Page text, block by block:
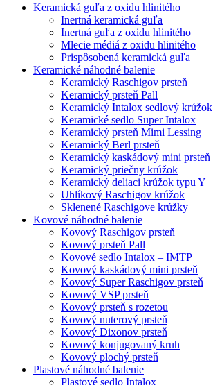
Keramická guľa z oxidu hlinitého
Inertná keramická guľa
Inertná guľa z oxidu hlinitého
Mlecie médiá z oxidu hlinitého
Prispôsobená keramická guľa
Keramické náhodné balenie
Keramický Raschigov prsteň
Keramický prsteň Pall
Keramický Intalox sedlový krúžok
Keramické sedlo Super Intalox
Keramický prsteň Mimi Lessing
Keramický Berl prsteň
Keramický kaskádový mini prsteň
Keramický priečny krúžok
Keramický deliaci krúžok typu Y
Uhlíkový Raschigov krúžok
Sklenené Raschigove krúžky
Kovové náhodné balenie
Kovový Raschigov prsteň
Kovový prsteň Pall
Kovové sedlo Intalox – IMTP
Kovový kaskádový mini prsteň
Kovový Super Raschigov prsteň
Kovový VSP prsteň
Kovový prsteň s rozetou
Kovový nuterový prsteň
Kovový Dixonov prsteň
Kovový konjugovaný kruh
Kovový plochý prsteň
Plastové náhodné balenie
Plastové sedlo Intalox